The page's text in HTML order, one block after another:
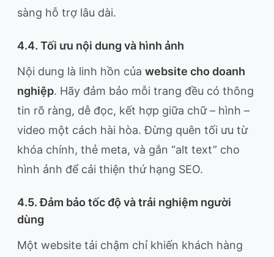
sàng hỗ trợ lâu dài.
4.4. Tối ưu nội dung và hình ảnh
Nội dung là linh hồn của website cho doanh
nghiệp. Hãy đảm bảo mỗi trang đều có thông
tin rõ ràng, dễ đọc, kết hợp giữa chữ – hình –
video một cách hài hòa. Đừng quên tối ưu từ
khóa chính, thẻ meta, và gắn “alt text” cho
hình ảnh để cải thiện thứ hạng SEO.
4.5. Đảm bảo tốc độ và trải nghiệm người
dùng
Một website tải chậm chỉ khiến khách hàng